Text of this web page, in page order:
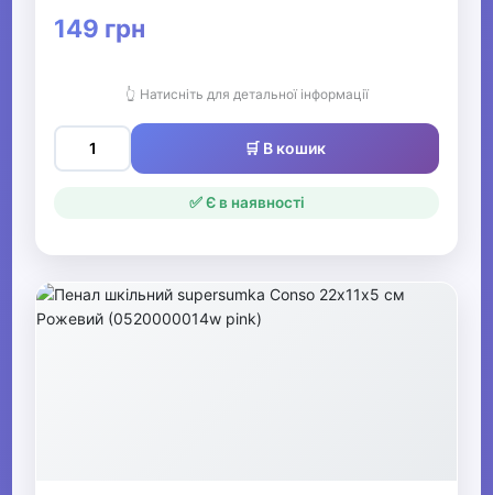
149 грн
👆 Натисніть для детальної інформації
🛒 В кошик
✅ Є в наявності